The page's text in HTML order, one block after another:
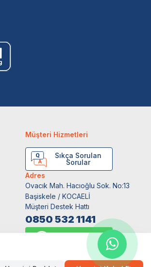
Müşteri Hizmetleri
Sıkça Sorulan
Sorular
Adres
Ovacık Mah. Hacıoğlu Sok. No:13
Başiskele / KOCAELİ
Müşteri Destek Hattı
0850 532 1141
WhatsApp Destek
0554 871 66 20